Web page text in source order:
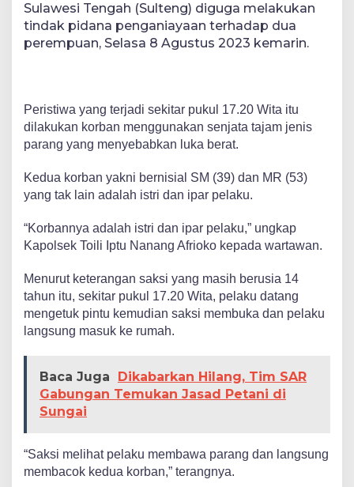
Sulawesi Tengah (Sulteng) diguga melakukan
tindak pidana penganiayaan terhadap dua
perempuan, Selasa 8 Agustus 2023 kemarin.
Peristiwa yang terjadi sekitar pukul 17.20 Wita itu
dilakukan korban menggunakan senjata tajam jenis
parang yang menyebabkan luka berat.
Kedua korban yakni bernisial SM (39) dan MR (53)
yang tak lain adalah istri dan ipar pelaku.
“Korbannya adalah istri dan ipar pelaku,” ungkap
Kapolsek Toili Iptu Nanang Afrioko kepada wartawan.
Menurut keterangan saksi yang masih berusia 14
tahun itu, sekitar pukul 17.20 Wita, pelaku datang
mengetuk pintu kemudian saksi membuka dan pelaku
langsung masuk ke rumah.
Baca Juga
Dikabarkan Hilang, Tim SAR
Gabungan Temukan Jasad Petani di
Sungai
“Saksi melihat pelaku membawa parang dan langsung
membacok kedua korban,” terangnya.